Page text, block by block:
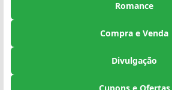
Romance
Compra e Venda
Divulgação
Cupons e Ofertas